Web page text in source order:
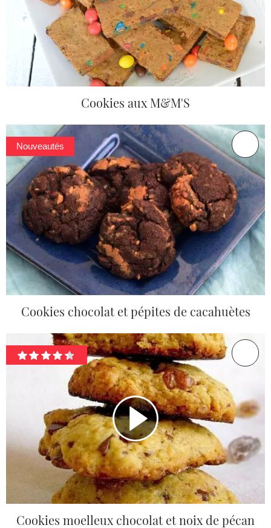
Cookies aux M&M'S
Nouveautés
Cookies chocolat et pépites de cacahuètes
Cookies moelleux chocolat et noix de pécan